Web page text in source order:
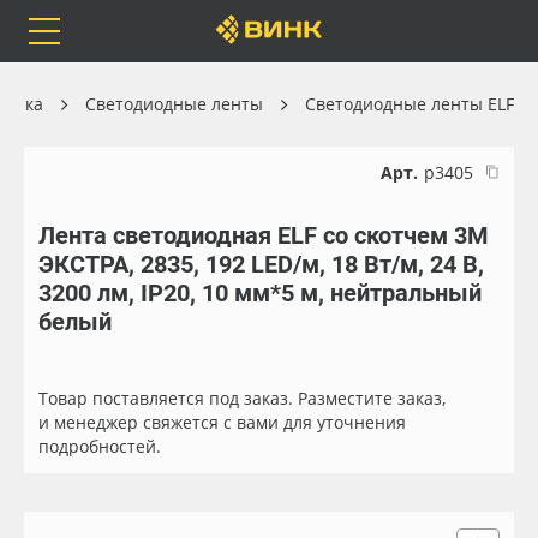
Каталог
Orafol
Доставка
Весь каталог
Рулонные материалы
Листовые материалы
Светодиодные ленты Светодиодные ленты ELF
Арт. р3405
Лента светодиодная ELF со скотчем 3М
ЭКСТРА, 2835, 192 LED/м, 18 Вт/м, 24 В,
3200 лм, IP20, 10 мм*5 м, нейтральный
белый
Товар поставляется под заказ. Разместите заказ,
и менеджер свяжется с вами для уточнения
подробностей.